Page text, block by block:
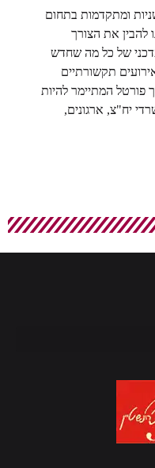
ומתקדמות בתחום
את הצורך
של כל מה שחדש
תקשורתיים
המתיימר להיות
יח"צ, ארגונים,